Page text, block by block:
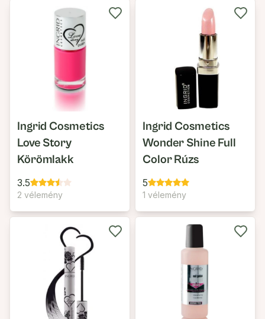
Ingrid Cosmetics
Love Story
Körömlakk
3.5
2 vélemény
Ingrid Cosmetics
Wonder Shine Full
Color Rúzs
5
1 vélemény